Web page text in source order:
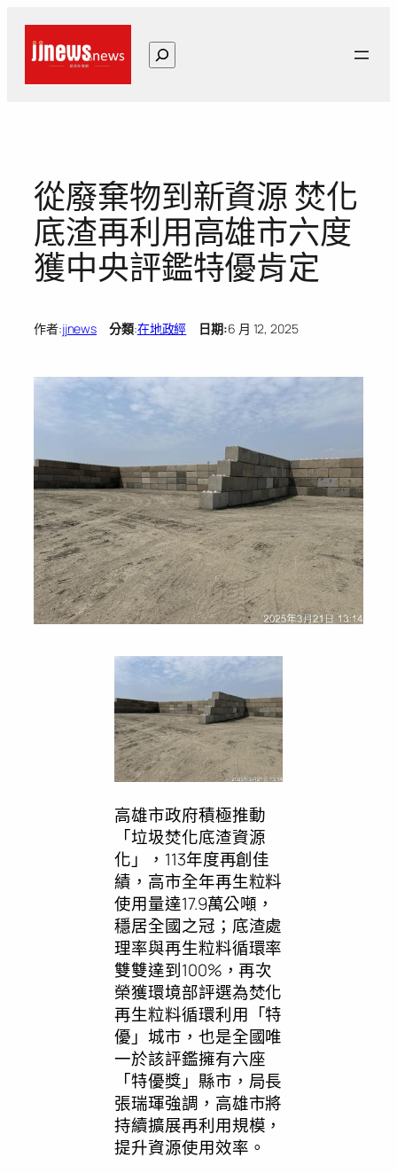
搜
尋
從廢棄物到新資源 焚化
底渣再利用高雄市六度
獲中央評鑑特優肯定
作者:jjnews 分類:在地政經 日期:6 月 12, 2025
高雄市政府積極推動
「垃圾焚化底渣資源
化」，113年度再創佳
績，高市全年再生粒料
使用量達17.9萬公噸，
穩居全國之冠；底渣處
理率與再生粒料循環率
雙雙達到100%，再次
榮獲環境部評選為焚化
再生粒料循環利用「特
優」城市，也是全國唯
一於該評鑑擁有六座
「特優獎」縣市，局長
張瑞琿強調，高雄市將
持續擴展再利用規模，
提升資源使用效率。